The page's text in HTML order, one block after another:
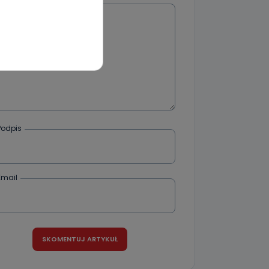
oraz
od
żądania